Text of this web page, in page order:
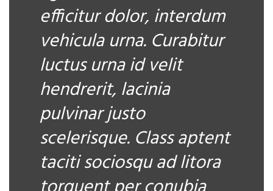
efficitur dolor, interdum
vehicula urna. Curabitur
luctus urna id velit
hendrerit, lacinia
pulvinar justo
scelerisque. Class aptent
taciti sociosqu ad litora